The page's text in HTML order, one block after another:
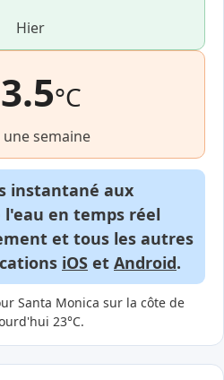
Hier
°C
une semaine
instantané aux
en temps réel
et tous les autres
iOS et Android.
Santa Monica sur la côte de
23°C.